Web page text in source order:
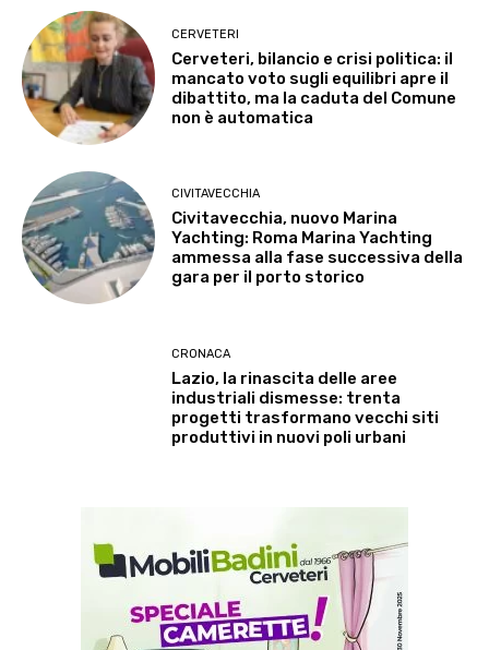
CERVETERI
Cerveteri, bilancio e crisi politica: il
mancato voto sugli equilibri apre il
dibattito, ma la caduta del Comune
non è automatica
CIVITAVECCHIA
Civitavecchia, nuovo Marina
Yachting: Roma Marina Yachting
ammessa alla fase successiva della
gara per il porto storico
CRONACA
Lazio, la rinascita delle aree
industriali dismesse: trenta
progetti trasformano vecchi siti
produttivi in nuovi poli urbani